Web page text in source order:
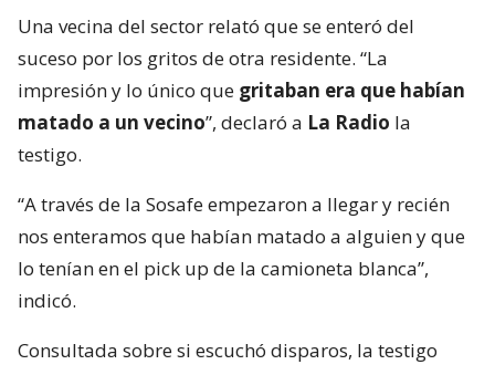
Una vecina del sector relató que se enteró del
suceso por los gritos de otra residente. “La
impresión y lo único que gritaban era que habían
matado a un vecino”, declaró a La Radio la
testigo.
“A través de la Sosafe empezaron a llegar y recién
nos enteramos que habían matado a alguien y que
lo tenían en el pick up de la camioneta blanca”,
indicó.
Consultada sobre si escuchó disparos, la testigo